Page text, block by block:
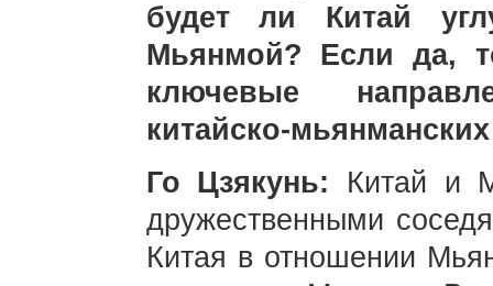
будет ли Китай
Мьянмой? Если да,
ключевые
китайско-
Го Цзякунь: Китай и
дружественными
Китая в отношении